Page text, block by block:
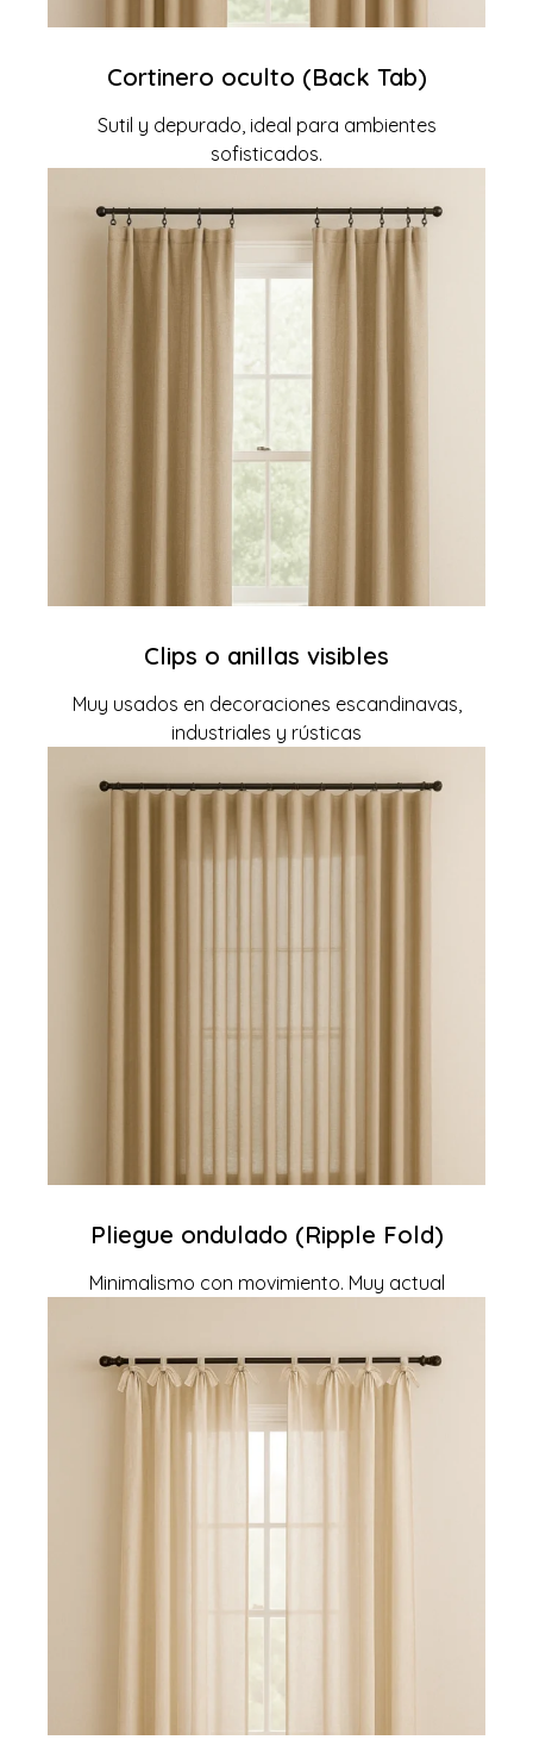
Cortinero oculto (Back Tab)
Sutil y depurado, ideal para ambientes
sofisticados.
Clips o anillas visibles
Muy usados en decoraciones escandinavas,
industriales y rústicas
Pliegue ondulado (Ripple Fold)
Minimalismo con movimiento. Muy actual